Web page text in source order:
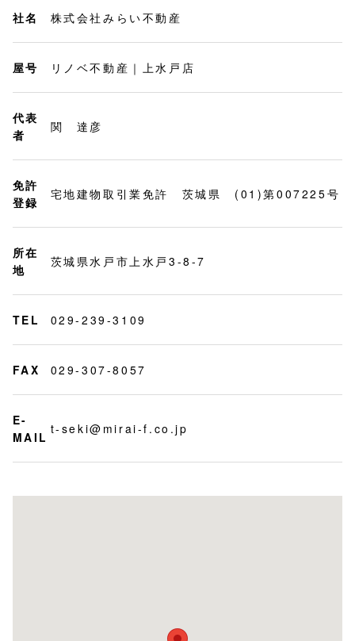
社名 株式会社みらい不動産
屋号 リノベ不動産｜上水戸店
代表
者
関 達彦
免許
登録
宅地建物取引業免許 茨城県 (01)第007225号
所在
地
茨城県水戸市上水戸3-8-7
TEL 029-239-3109
FAX 029-307-8057
E-
MAIL
t-seki@mirai-f.co.jp